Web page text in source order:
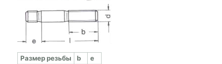
Раз­мер резь­бы b
e